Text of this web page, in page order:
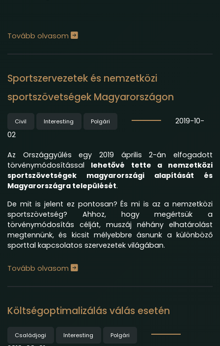
Tovább olvasom
Sportszervezetek és nemzetközi
sportszövetségek Magyarországon
Civil Interesting Polgári
2019-10-
02
Az Országgyűlés egy 2019 április 2-án elfogadott
törvénymódosítással lehetővé tette a nemzetközi
sportszövetségek magyarországi alapítását és
Magyarországra települését.
De mit is jelent ez pontosan? És mi is az a nemzetközi
sportszövetség? Ahhoz, hogy megértsük a
törvénymódosítás célját, muszáj néhány elhatárolást
megtennünk, és kicsit mélyebbre ásnunk a különböző
sporttal kapcsolatos szervezetek világában.
Tovább olvasom
Költségoptimalizálás válás esetén
Családjogi Interesting Polgári